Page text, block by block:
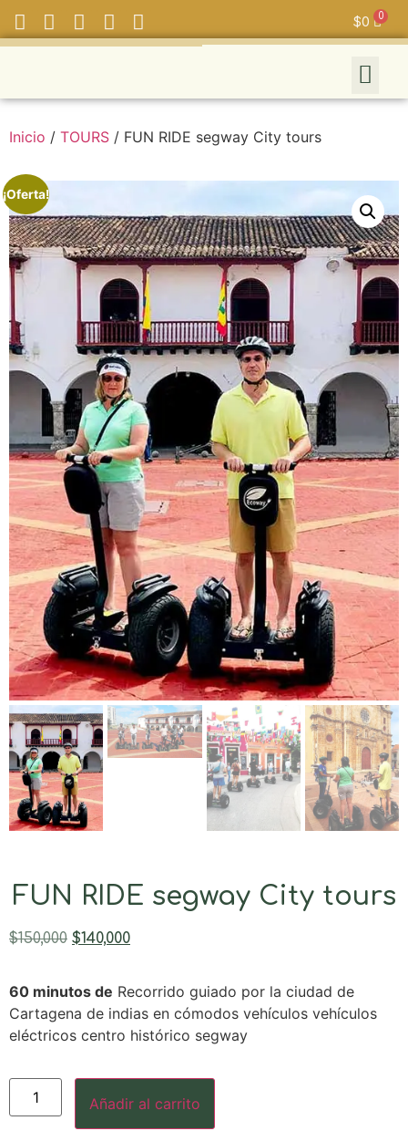
$0
Inicio / TOURS / FUN RIDE segway City tours
¡Oferta!
FUN RIDE segway City tours
$150,000 $140,000
60 minutos de Recorrido guiado por la ciudad de
Cartagena de indias en cómodos vehículos vehículos
eléctricos centro histórico segway
Añadir al carrito